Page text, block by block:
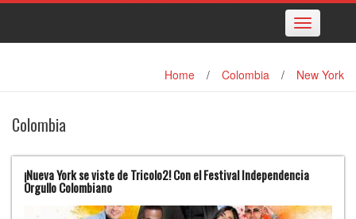
Toggle
navigation
Home / Colombia / New York
Colombia
¡Nueva York se viste de Tricolo2! Con el Festival Independencia
Orgullo Colombiano